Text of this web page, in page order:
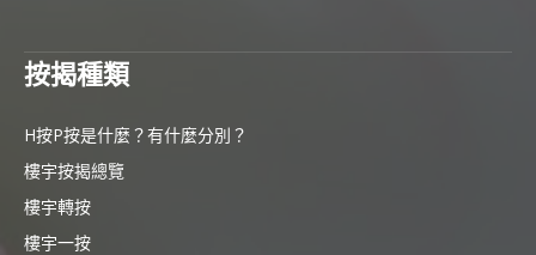
按揭種類
H按P按是什麼？有什麼分別？
樓宇按揭總覽
樓宇轉按
樓宇一按